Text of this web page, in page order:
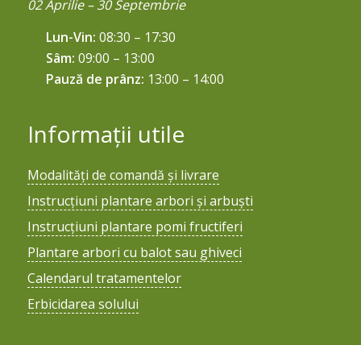
02 Aprilie – 30 Septembrie
Lun-Vin: 08:30 – 17:30
Sâm: 09:00 – 13:00
Pauză de prânz: 13:00 – 14:00
Informații utile
Modalități de comandă și livrare
Instrucțiuni plantare arbori și arbuști
Instrucțiuni plantare pomi fructiferi
Plantare arbori cu balot sau ghiveci
Calendarul tratamentelor
Erbicidarea solului